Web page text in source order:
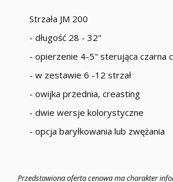
Strzała JM 200
- długość 28 - 32"
- opierzenie 4-5" sterująca czarna
- w zestawie 6 -12 strzał
- owijka przednia, creasting
- dwie wersje kolorystyczne
- opcja baryłkowania lub zwężania